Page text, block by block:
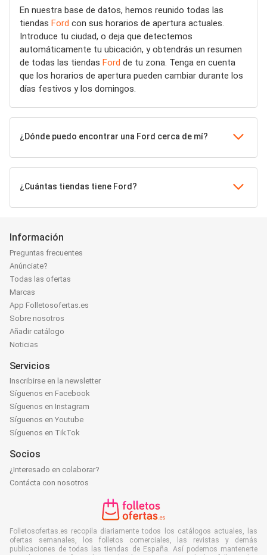
En nuestra base de datos, hemos reunido todas las
tiendas Ford con sus horarios de apertura actuales.
Introduce tu ciudad, o deja que detectemos
automáticamente tu ubicación, y obtendrás un resumen
de todas las tiendas Ford de tu zona. Tenga en cuenta
que los horarios de apertura pueden cambiar durante los
días festivos y los domingos.
¿Dónde puedo encontrar una Ford cerca de mí?
¿Cuántas tiendas tiene Ford?
Información
Preguntas frecuentes
Anúnciate?
Todas las ofertas
Marcas
App Folletosofertas.es
Sobre nosotros
Añadir catálogo
Noticias
Servicios
Inscribirse en la newsletter
Síguenos en Facebook
Síguenos en Instagram
Síguenos en Youtube
Síguenos en TikTok
Socios
¿Interesado en colaborar?
Contácta con nosotros
Folletosofertas.es recopila diariamente todos los catálogos actuales, las
ofertas semanales, los folletos comerciales, las revistas y demás
publicaciones de todas las tiendas de España. Así podemos mantenerte